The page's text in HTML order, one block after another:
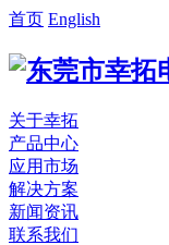
首页 English
关于幸拓
产品中心
应用市场
解决方案
新闻资讯
联系我们